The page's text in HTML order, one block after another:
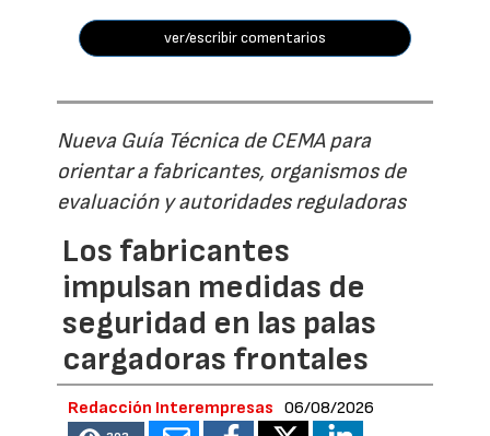
ver/escribir comentarios
Nueva Guía Técnica de CEMA para
orientar a fabricantes, organismos de
evaluación y autoridades reguladoras
Los fabricantes
impulsan medidas de
seguridad en las palas
cargadoras frontales
Redacción Interempresas 06/08/2026